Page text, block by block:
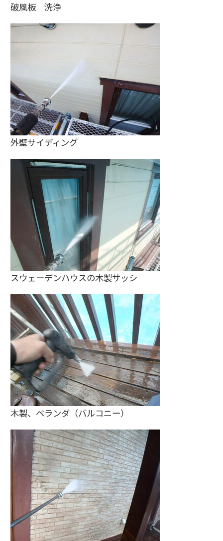
破風板 洗浄
外壁サイディング
スウェーデンハウスの木製サッシ
木製、ベランダ（バルコニー）